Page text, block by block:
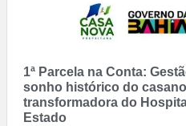
1ª Parcela na Conta:
sonho histórico do
transformadora do
Estado